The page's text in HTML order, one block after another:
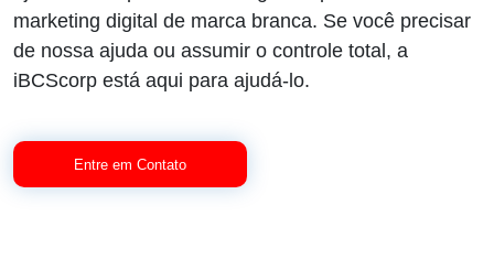
marketing digital de marca branca. Se você precisar
de nossa ajuda ou assumir o controle total, a
iBCScorp está aqui para ajudá-lo.
Entre em Contato